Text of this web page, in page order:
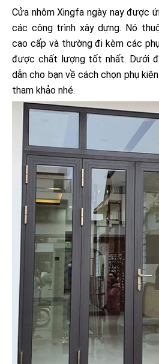
Cửa nhôm Xingfa ngày nay được
các công trình xây dựng. Nó
cao cấp và thường đi kèm các
được chất lượng tốt nhất. Dưới
dẫn cho bạn về cách chọn phụ
tham khảo nhé.